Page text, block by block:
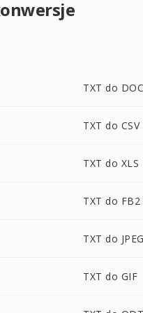
TXT do
TXT do CSV
TXT do XLS
TXT do FB2
TXT do
TXT do GIF